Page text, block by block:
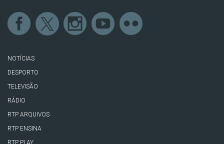
NOTÍCIAS
DESPORTO
TELEVISÃO
RÁDIO
RTP ARQUIVOS
RTP ENSINA